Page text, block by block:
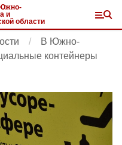
и
области
В Южно-
контейнеры